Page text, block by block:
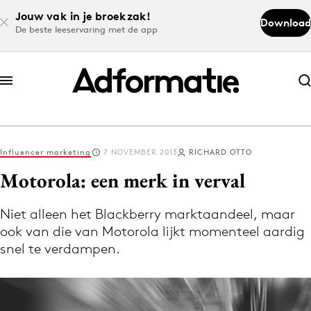
Jouw vak in je broekzak!
De beste leeservaring met de app
Download
Abonneer nu
Abonneer nu
Log in
Download de app
Volg het laatste nieuws via de Adformatie
Nieuws app
Influencer marketing 7 NOVEMBER 2013 RICHARD OTTO
Motorola: een merk in verval
Niet alleen het Blackberry marktaandeel, maar
ook van die van Motorola lijkt momenteel aardig
snel te verdampen.